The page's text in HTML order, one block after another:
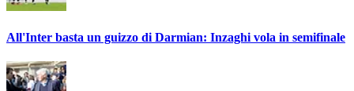
All'Inter basta un guizzo di Darmian: Inzaghi vola in semifinale